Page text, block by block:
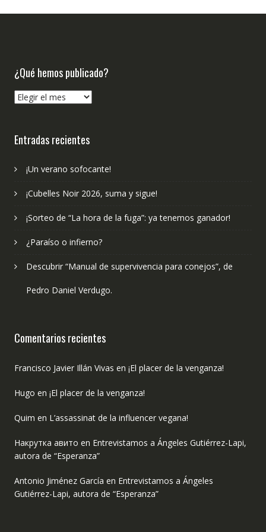
¿Qué hemos publicado?
¿Qué
Entradas recientes
¡Un verano sofocante!
¡Cubelles Noir 2026, suma y sigue!
¡Sorteo de “La hora de la fuga”: ya tenemos ganador!
¿Paraíso o infierno?
Descubrir “Manual de supervivencia para conejos”, de
Pedro Daniel Verdugo.
Comentarios recientes
Francisco Javier Illán Vivas en ¡El placer de la venganza!
Hugo en ¡El placer de la venganza!
Quim en L’assassinat de la influencer vegana!
Накрутка авито en Entrevistamos a Ángeles Gutiérrez-Lapi,
autora de “Esperanza”
Antonio Jiménez García en Entrevistamos a Ángeles
Gutiérrez-Lapi, autora de “Esperanza”